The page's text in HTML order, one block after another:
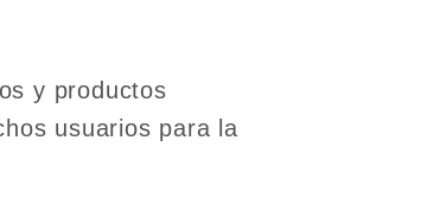
y productos
usuarios para la